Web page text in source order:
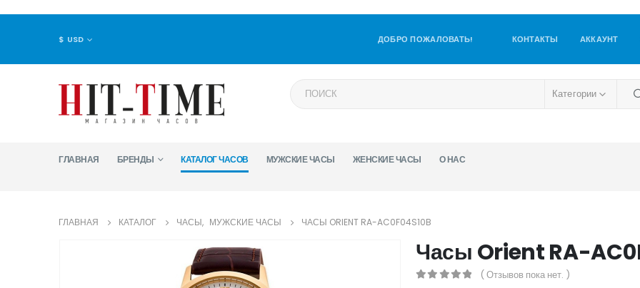
$ USD ДОБРО ПОЖАЛОВАТЬ! КОНТАКТЫ АККАУНТ
Категории
ГЛАВНАЯ БРЕНДЫ КАТАЛОГ ЧАСОВ МУЖСКИЕ ЧАСЫ ЖЕНСКИЕ ЧАСЫ О НАС
ГЛАВНАЯ КАТАЛОГ ЧАСЫ, МУЖСКИЕ ЧАСЫ ЧАСЫ ORIENT RA-AC0F04S10B
Часы Orient RA-
( Отзывов пока нет. )